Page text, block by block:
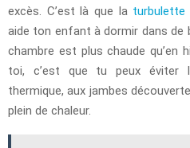
excès. C’est là que la turbulette
aide ton enfant à dormir dans de
chambre est plus chaude qu’en
toi, c’est que tu peux éviter
thermique, aux jambes
plein de chaleur.